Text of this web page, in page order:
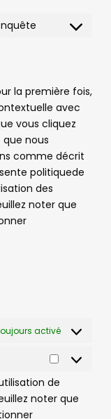
Consent
la première fois,
avec
vous cliquez
que nous
comme décrit
politiquede
des
noter que
activé
de
noter que